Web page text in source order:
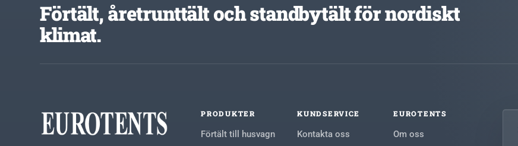
Förtält, åretrunttält och standbytält för nordiskt
klimat.
PRODUKTER
Förtält till husvagn
KUNDSERVICE
Kontakta oss
EUROTENTS
Om oss